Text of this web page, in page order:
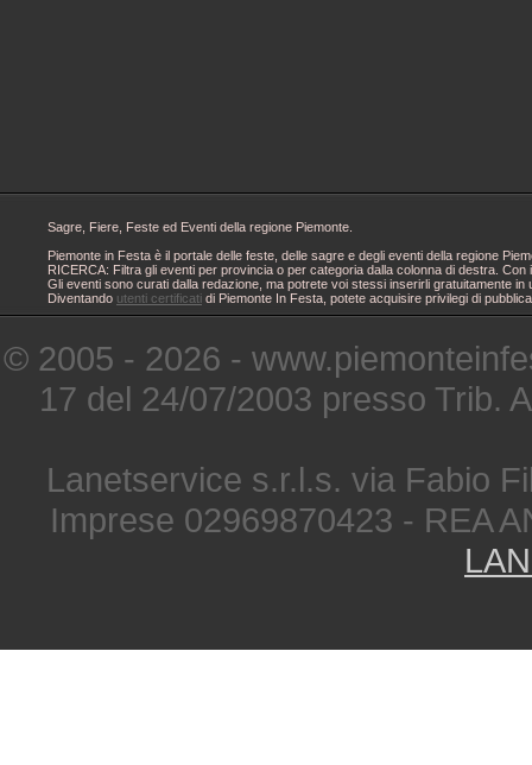
Sagre, Fiere, Feste ed Eventi della regione Piemonte.
Piemonte in Festa è il portale delle feste, delle sagre e degli eventi della regione
RICERCA: Filtra gli eventi per provincia o per categoria dalla colonna di destra.
Gli eventi sono curati dalla redazione, ma potrete voi stessi inserirli gratuitamente
Diventando utenti certificati di Piemonte In Festa, potete acquisire privilegi di
© 2005 - 2026 -
17 del 24/07/2003 presso Trib.
Lanetservice s.r.l.s. via Fabio
Imprese 02969870423 - REA